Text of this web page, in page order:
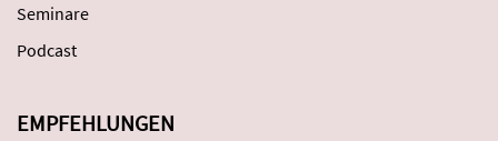
Seminare
Podcast
EMPFEHLUNGEN